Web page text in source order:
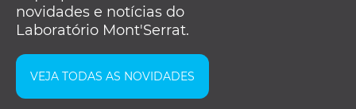
novidades e notícias do
Laboratório Mont'Serrat.
VEJA TODAS AS NOVIDADES